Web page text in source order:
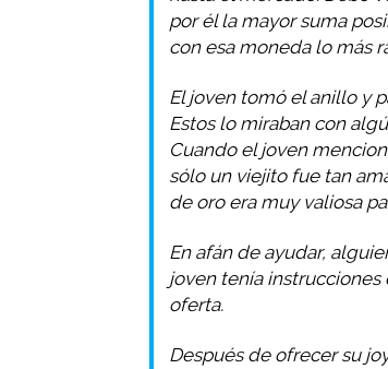
por él la mayor suma
con esa moneda lo más
El joven tomó el anillo y
Estos lo miraban con
Cuando el joven
sólo un viejito fue tan
de oro era muy valiosa
En afán de ayudar,
joven tenía instrucciones
oferta.
Después de ofrecer su